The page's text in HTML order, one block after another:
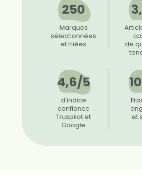
250
Marques
sélectionnées
et triées
de
4,6/5
d'indice
confiance
Truspilot et
Google
et